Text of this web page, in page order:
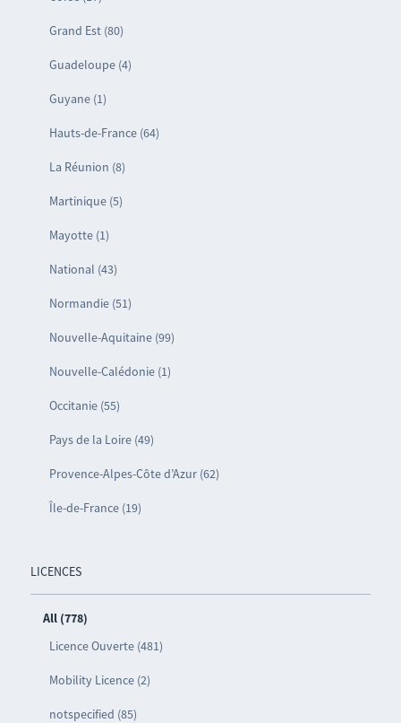
Grand Est (80)
Guadeloupe (4)
Guyane (1)
Hauts-de-France (64)
La Réunion (8)
Martinique (5)
Mayotte (1)
National (43)
Normandie (51)
Nouvelle-Aquitaine (99)
Nouvelle-Calédonie (1)
Occitanie (55)
Pays de la Loire (49)
Provence-Alpes-Côte d’Azur (62)
Île-de-France (19)
LICENCES
All (778)
Licence Ouverte (481)
Mobility Licence (2)
notspecified (85)